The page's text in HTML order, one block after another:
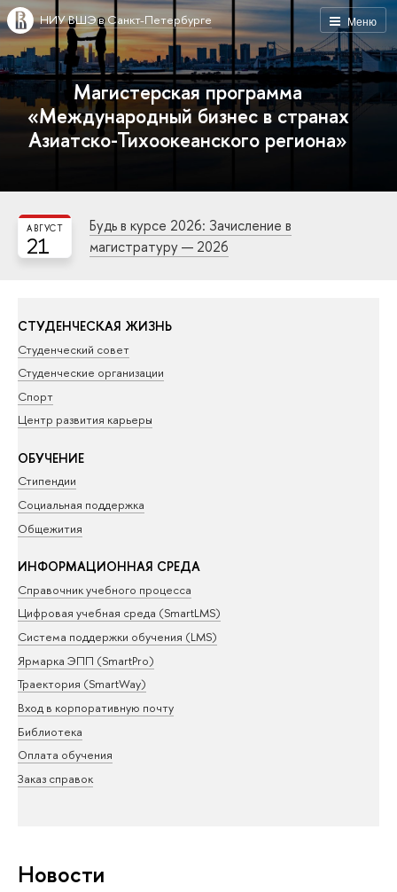
Меню
НИУ ВШЭ в Санкт-Петербурге
Магистерская программа
«Международный бизнес в странах
Азиатско-Тихоокеанского региона»
21
АВГУСТ
Будь в курсе 2026: Зачисление в
магистратуру — 2026
СТУДЕНЧЕСКАЯ ЖИЗНЬ
Студенческий совет
Студенческие организации
Спорт
Центр развития карьеры
ОБУЧЕНИЕ
Стипендии
Социальная поддержка
Общежития
ИНФОРМАЦИОННАЯ СРЕДА
Справочник учебного процесса
Цифровая учебная среда (SmartLMS)
Система поддержки обучения (LMS)
Ярмарка ЭПП (SmartPro)
Траектория (SmartWay)
Вход в корпоративную почту
Библиотека
Оплата обучения
Заказ справок
Новости